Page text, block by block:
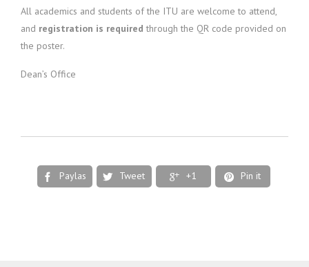
All academics and students of the ITU are welcome to attend,
and registration is required through the QR code provided on
the poster.
Dean’s Office
 Paylas  Tweet  +1  Pin it